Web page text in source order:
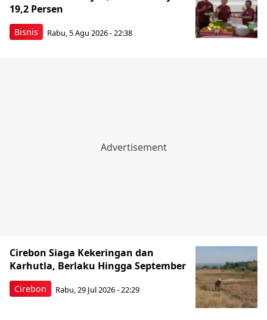
Bisnis
19,2 Persen
Rabu, 5 Agu 2026 - 22:38
Cirebon
Cirebon Siaga Kekeringan dan
Karhutla, Berlaku Hingga September
Rabu, 29 Jul 2026 - 22:29